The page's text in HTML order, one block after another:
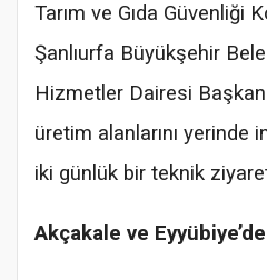
Tarım ve Gıda Güvenliği
Şanlıurfa Büyükşehir
Hizmetler Dairesi
üretim alanlarını yerinde
iki günlük bir teknik
Akçakale ve